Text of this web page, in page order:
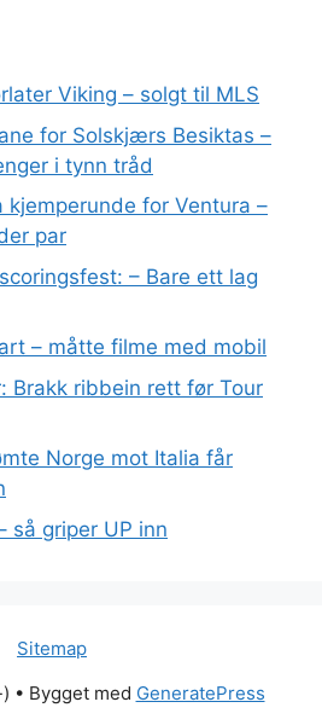
Viking – solgt til MLS
for Solskjærs Besiktas –
i tynn tråd
kjemperunde for Ventura –
par
– Bare ett lag
– måtte filme med mobil
Brakk ribbein rett før Tour
Norge mot Italia får
så griper UP inn
Sitemap
• Bygget med GeneratePress